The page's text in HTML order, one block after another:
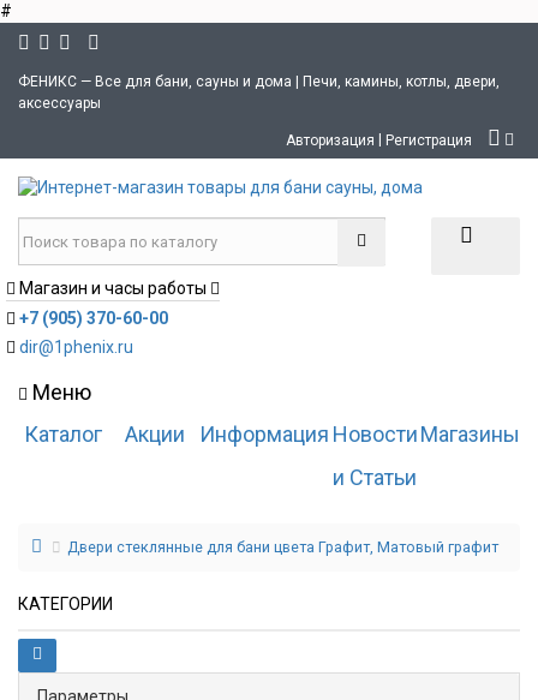
#
ФЕНИКС — Все для бани, сауны и дома | Печи, камины, котлы, двери,
аксессуары
Авторизация | Регистрация
Магазин и часы работы
+7 (905) 370-60-00
dir@1phenix.ru
Меню
Каталог
Акции Информация Новости
и Статьи
Магазины
Двери стеклянные для бани цвета Графит, Матовый графит
КАТЕГОРИИ